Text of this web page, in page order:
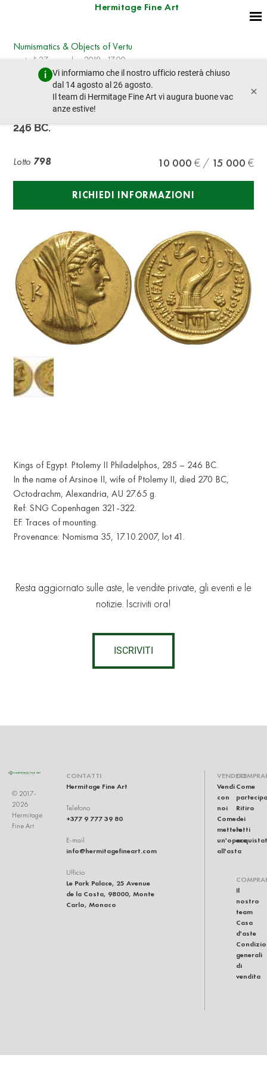
Hermitage Fine Art
Vi informiamo che il nostro ufficio resterà chiuso
dal 14 agosto al 26 agosto.
Il team di Hermitage Fine Art vi augura buone vac
anze estive!
×
Numismatics & Objects of Vertu
martedì 27 novembre 2018 - 17:00
lotto precedente lotto prossimo
Kings of Egypt. Ptolemy II Philadelphos, 285 –
246 BC.
Lotto 798 10 000 15 000
RICHIEDI INFORMAZIONI
Kings of Egypt. Ptolemy II Philadelphos, 285 – 246 BC.
In the name of Arsinoe II, wife of Ptolemy II, died 270 BC,
Octodrachm, Alexandria, AU 27.65 g.
Ref: SNG Copenhagen 321-322.
EF. Traces of mounting.
Provenance: Nomisma 35, 17.10.2007, lot 41.
Resta aggiornato sulle aste, le vendite private, gli eventi e le
notizie. Iscriviti ora!
ISCRIVITI
© 2017-
2026
Hermitage
Fine Art
CONTATTI
Hermitage Fine Art
Telefono
+377 9 777 39 80
E-mail
info@hermitagefineart.com
Ufficio
Le Park Palace, 25 Avenue
de la Costa, 98000, Monte
Carlo, Monaco
VENDERE
Vendi
con
noi
Come
mettere
un'opera
all'asta
Come
Ritiro
dei
lotti
Il
nostro
team
Casa
d'aste
generali
di
vendita